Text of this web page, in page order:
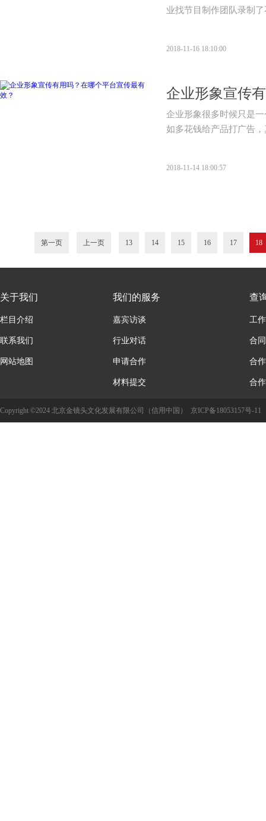
业找节目制作团队录制
2018-11-16 18:10:00
企业形象宣传
企业形象很多时候只是
如多花钱给产品打广告
2018-11-14 18:00:57
第一页 上一页 13 14 15 16 17 18
关于我们
栏目介绍
联系我们
网站地图
我们的服务
嘉宾访谈
行业对话
申请合作
材料提交
查
工
合
合
合
Copyright ©2024 北京金镜头文化发展有限公司（信用中国） 京ICP备18053157号-11